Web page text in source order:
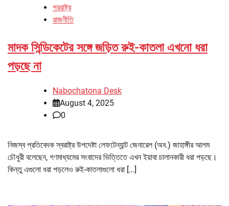
পররাষ্ট্র
রাজনীতি
মাদক সিন্ডিকেটের সঙ্গে জড়িত রুই-কাতলা এখনো ধরা
পড়ছে না
Nabochatona Desk
August 4, 2025
0
নিজস্ব প্রতিবেদক স্বরাষ্ট্র উপদেষ্টা লেফটেন্যান্ট জেনারেল (অব.) জাহাঙ্গীর আলম
চৌধুরী বলেছেন, গণমাধ্যমের সংবাদের ভিত্তিতে এখন ইয়াবা চালানকারী ধরা পড়ছে।
কিন্তু এগুলো ধরা পড়লেও রুই-কাতলাগুলো ধরা […]